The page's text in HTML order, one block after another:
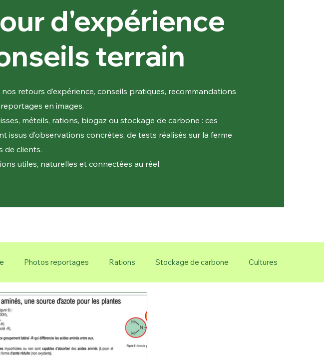
d'expérience
terrain
nos retours d’expérience, conseils pratiques, recommandations
en images.
méteils, rations, biogaz ou stockage de carbone : ces
issus d’observations concrètes, de tests réalisés sur la ferme
de clients.
utiles, naturelles et connectées au réel.
Photos reportages Rations Stockage de carbone Cultures